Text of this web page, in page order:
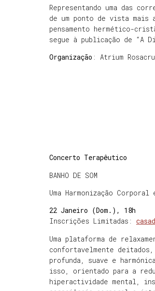
Representando uma das
de um ponto de vista
pensamento hermético-
segue à publicação de “A
Organização : Atrium
Concerto Terapêutico
BANHO DE SOM
Uma Harmonização Corporal
22 Janeiro (Dom.), 18h
Inscrições Limitadas:
Uma plataforma de
confortavelmente
profunda, suave e
isso, orientado para a
hiperactividade mental,